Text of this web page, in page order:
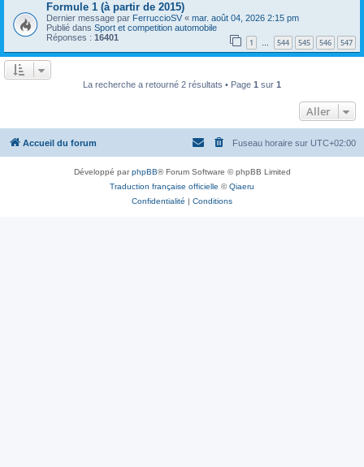
Formule 1 (à partir de 2015)
Dernier message par FerruccioSV « mar. août 04, 2026 2:15 pm
Publié dans Sport et competition automobile
Réponses : 16401 1 … 544 545 546 547
La recherche a retourné 2 résultats • Page 1 sur 1
Aller
Accueil du forum Fuseau horaire sur UTC+02:00
Développé parphpBB® Forum Software © phpBB Limited
Traduction française officielle ©Qiaeru
Confidentialité | Conditions